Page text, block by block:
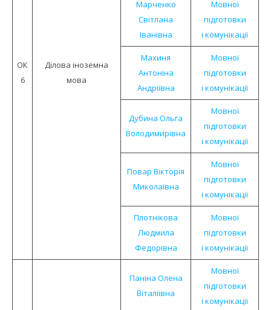
ОК
6
Ділова іноземна
мова
Марченко
Світлана
Іванівна
Мовної
підготовки
і комунікації
Махиня
Антоніна
Андріївна
Мовної
підготовки
і комунікації
Дубина Ольга
Володимирівна
Мовної
підготовки
і комунікації
Повар Вікторія
Миколаївна
Мовної
підготовки
і комунікації
Плотнікова
Людмила
Федорівна
Мовної
підготовки
і комунікації
Паніна Олена
Віталіївна
Мовної
підготовки
і комунікації